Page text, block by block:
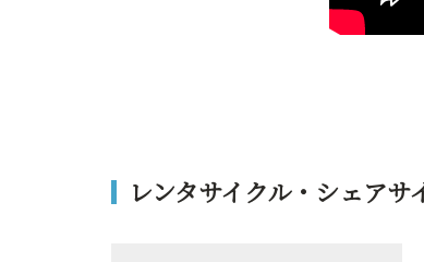
レンタサイクル・シェアサ